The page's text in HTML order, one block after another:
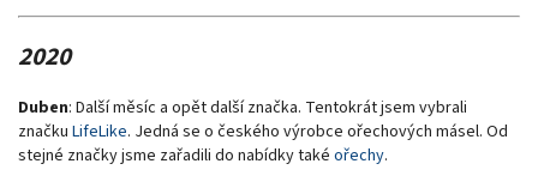
2020
Duben: Další měsíc a opět další značka. Tentokrát jsem vybrali
značku LifeLike. Jedná se o českého výrobce ořechových másel. Od
stejné značky jsme zařadili do nabídky také ořechy.